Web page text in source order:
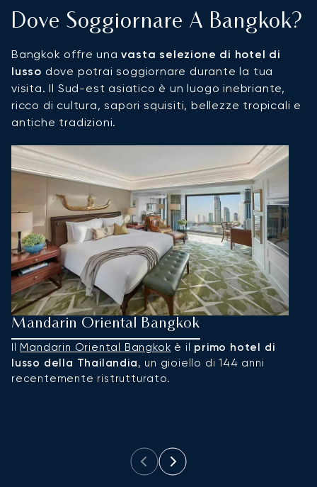
Dove Soggiornare A Bangkok?
Bangkok offre unavasta selezione di hotel di
lusso dove potrai soggiornare durante la tua
visita. Il Sud-est asiatico è un luogo inebriante,
ricco di cultura, sapori squisiti, bellezze tropicali e
antiche tradizioni.
Mandarin Oriental Bangkok
Il Mandarin Oriental Bangkok è il primo hotel di
lusso della Thailandia, un gioiello di 144 anni
recentemente ristrutturato.